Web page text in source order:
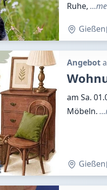
Ruhe,
Gießen
Angebot
am Sa.
Möbeln.
Gießen